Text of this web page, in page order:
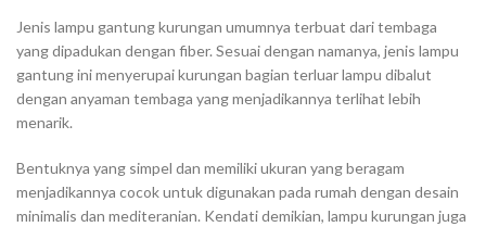
Jenis lampu gantung kurungan umumnya terbuat dari tembaga
yang dipadukan dengan fiber. Sesuai dengan namanya, jenis lampu
gantung ini menyerupai kurungan bagian terluar lampu dibalut
dengan anyaman tembaga yang menjadikannya terlihat lebih
menarik.
Bentuknya yang simpel dan memiliki ukuran yang beragam
menjadikannya cocok untuk digunakan pada rumah dengan desain
minimalis dan mediteranian. Kendati demikian, lampu kurungan juga